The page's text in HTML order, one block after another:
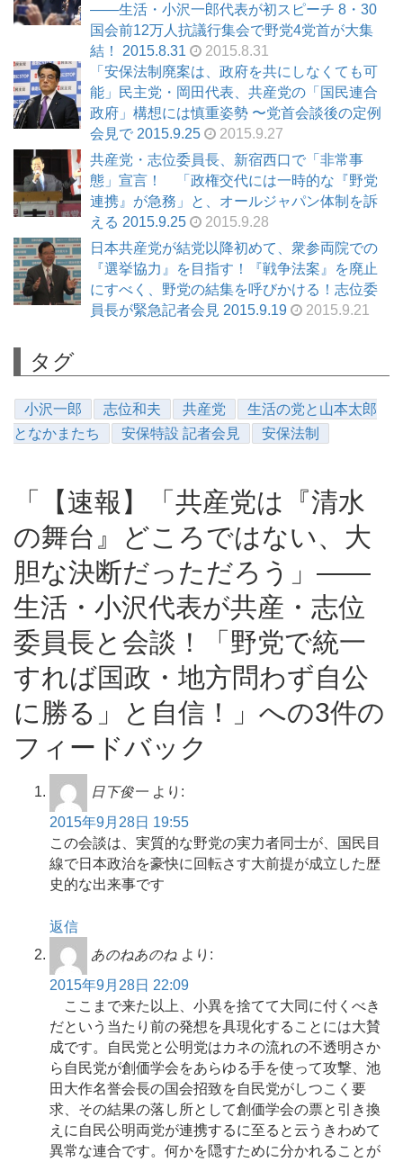
――生活・小沢一郎代表が初スピーチ 8・30
国会前12万人抗議行集会で野党4党首が大集
結！ 2015.8.31
2015.8.31
「安保法制廃案は、政府を共にしなくても可
能」民主党・岡田代表、共産党の「国民連合
政府」構想には慎重姿勢 〜党首会談後の定例
会見で 2015.9.25
2015.9.27
共産党・志位委員長、新宿西口で「非常事
態」宣言！ 「政権交代には一時的な『野党
連携』が急務」と、オールジャパン体制を訴
える 2015.9.25
2015.9.28
日本共産党が結党以降初めて、衆参両院での
『選挙協力』を目指す！『戦争法案』を廃止
にすべく、野党の結集を呼びかける！志位委
員長が緊急記者会見 2015.9.19
2015.9.21
タグ
小沢一郎 志位和夫 共産党
生活の党と山本太郎
となかまたち
安保特設 記者会見 安保法制
「【速報】「共産党は『清水
の舞台』どころではない、大
胆な決断だっただろう」――
生活・小沢代表が共産・志位
委員長と会談！「野党で統一
すれば国政・地方問わず自公
に勝る」と自信！」への3件の
フィードバック
日下俊一 より:
2015年9月28日 19:55
この会談は、実質的な野党の実力者同士が、国民目
線で日本政治を豪快に回転さす大前提が成立した歴
史的な出来事です
返信
あのねあのね より:
2015年9月28日 22:09
ここまで来た以上、小異を捨てて大同に付くべき
だという当たり前の発想を具現化することには大賛
成です。自民党と公明党はカネの流れの不透明さか
ら自民党が創価学会をあらゆる手を使って攻撃、池
田大作名誉会長の国会招致を自民党がしつこく要
求、その結果の落し所として創価学会の票と引き換
えに自民公明両党が連携するに至ると云うきわめて
異常な連合です。何かを隠すために分かれることが